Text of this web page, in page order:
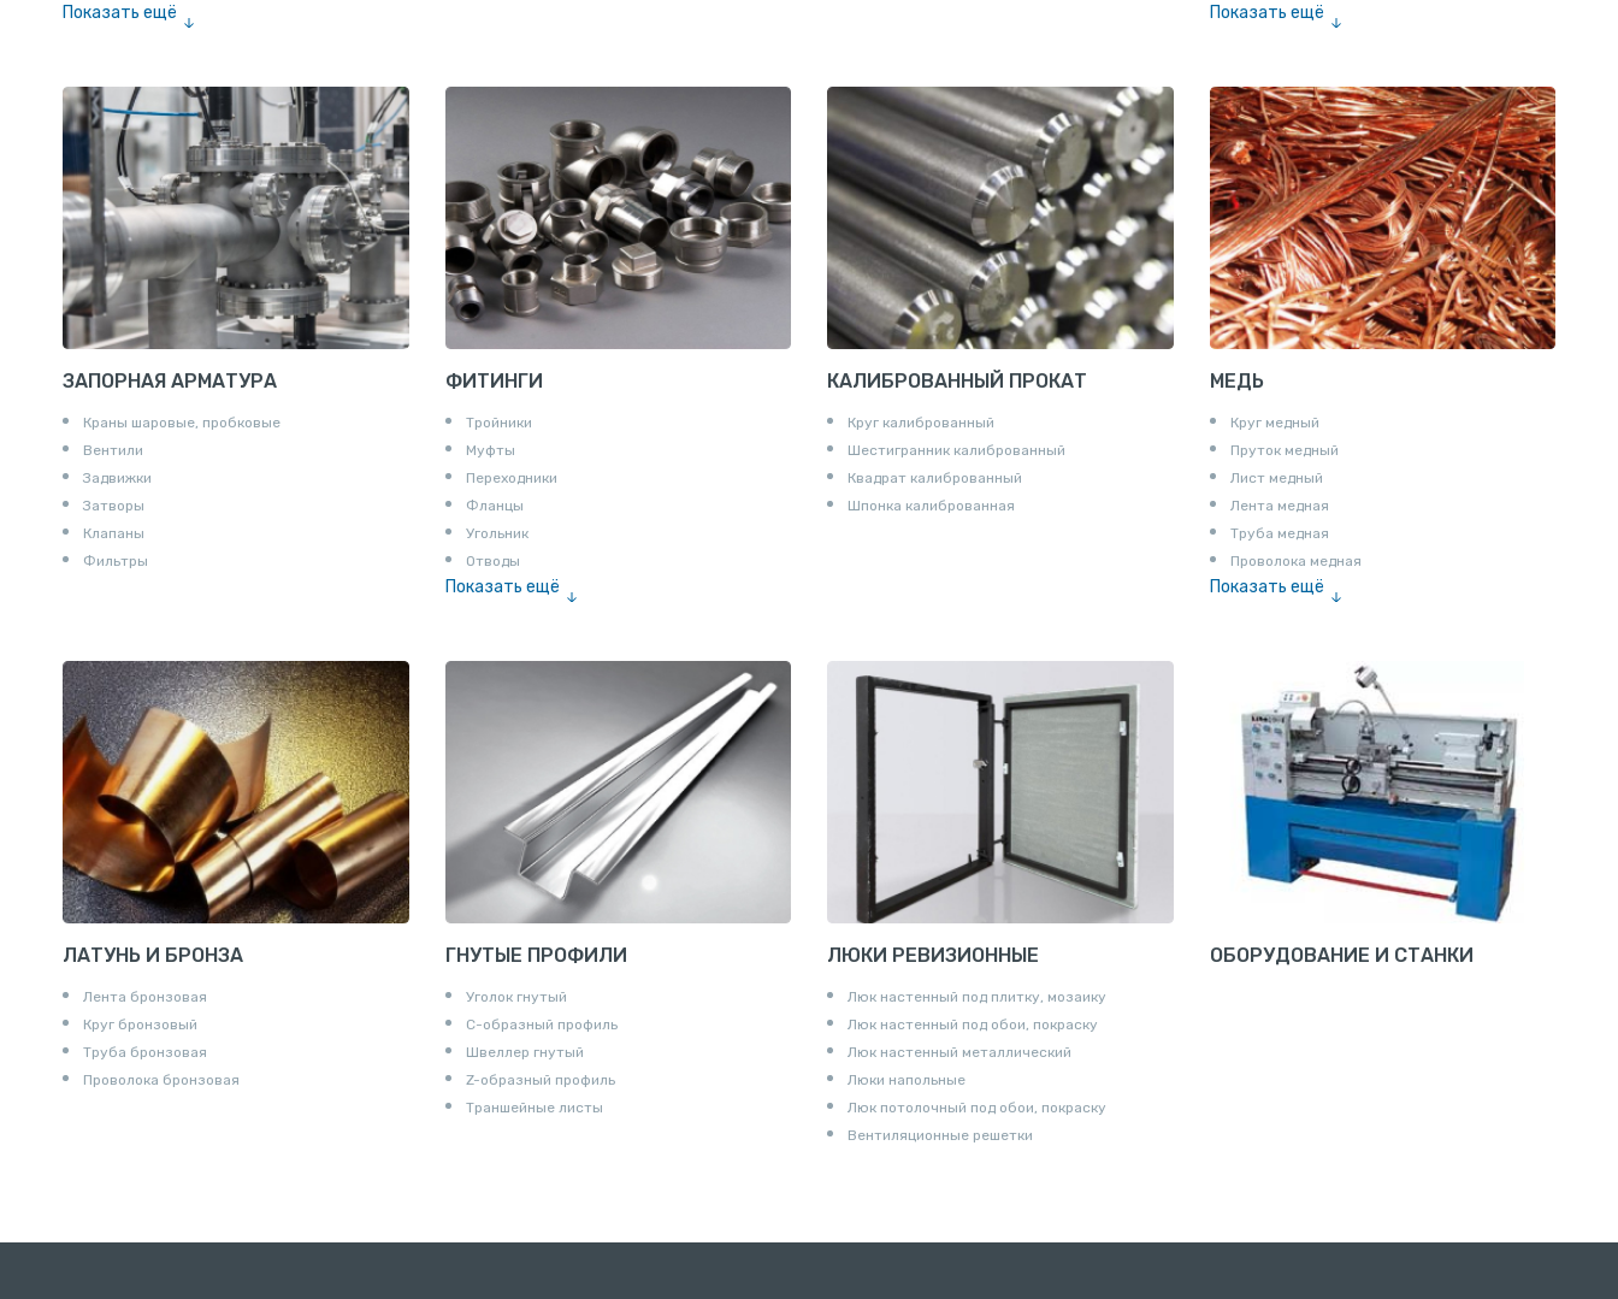
Показать ещё Показать ещё
Шина электротехническая
Алюминиевая плита
Z профиль алюминиевый
Т профиль алюминиевый
Пруток квадратный алюминиевый
Полоса алюминиевая
Пруток шестигранный алюминиевый
ЗАПОРНАЯ АРМАТУРА
Краны шаровые, пробковые
Вентили
Задвижки
Затворы
Клапаны
Фильтры
ФИТИНГИ
Тройники
Муфты
Переходники
Фланцы
Угольник
Отводы
Показать ещё
Удлинители для труб
Крестовины
Контргайки
КАЛИБРОВАННЫЙ ПРОКАТ
Круг калиброванный
Шестигранник калиброванный
Квадрат калиброванный
Шпонка калиброванная
МЕДЬ
Круг медный
Пруток медный
Лист медный
Лента медная
Труба медная
Проволока медная
Показать ещё
ЛАТУНЬ И БРОНЗА
Лента бронзовая
Круг бронзовый
Труба бронзовая
Проволока бронзовая
ГНУТЫЕ ПРОФИЛИ
Уголок гнутый
С-образный профиль
Швеллер гнутый
Z-образный профиль
Траншейные листы
ЛЮКИ РЕВИЗИОННЫЕ
Люк настенный под плитку, мозаику
Люк настенный под обои, покраску
Люк настенный металлический
Люки напольные
Люк потолочный под обои, покраску
Вентиляционные решетки
ОБОРУДОВАНИЕ И СТАНКИ